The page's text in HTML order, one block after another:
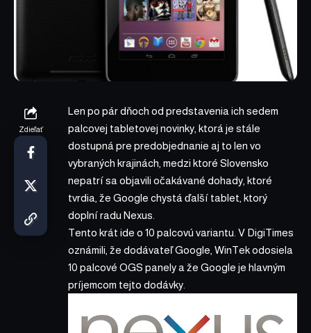
Zdieľať
Len po pár dňoch od predstavenia ich sedem
palcovej tabletovej novinky, ktorá je stále
dostupná pre predobjednanie aj to len vo
vybraných krajinách, medzi ktoré Slovensko
nepatrí sa objavili očakávané dohady, ktoré
tvrdia, že Google chystá ďalší tablet, ktorý
doplní radu Nexus.
Tento krát ide o 10 palcovú variantu. V DigiTimes
oznámili, že dodávateľ Google, WinTek odosiela
10 palcové OGS panely a že Google je hlavným
príjemcom tejto dodávky.